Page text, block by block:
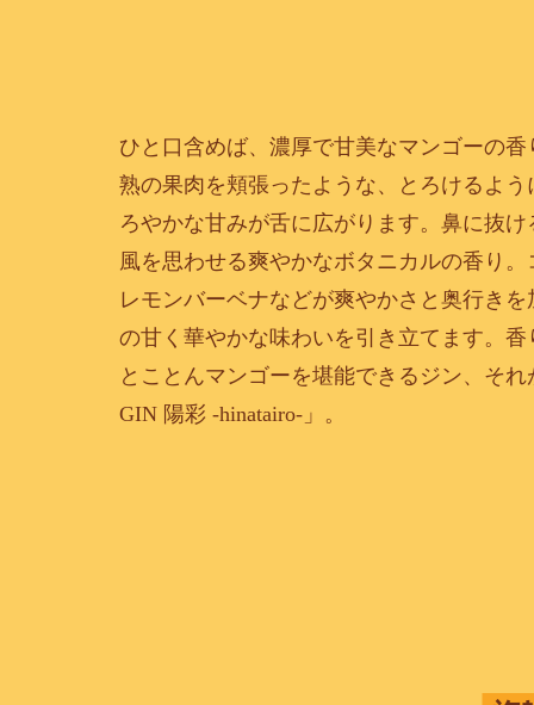
ひと口含めば、濃厚で甘美なマンゴーの
熟の果肉を頬張ったような、とろけるよ
ろやかな甘みが舌に広がります。鼻に抜
風を思わせる爽やかなボタニカルの香り
レモンバーベナなどが爽やかさと奥行き
の甘く華やかな味わいを引き立てます。
とことんマンゴーを堪能できるジン、そ
GIN 陽彩 -hinatairo-」。